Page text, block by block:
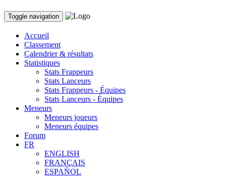
Toggle navigation
Accueil
Classement
Calendrier & résultats
Statistiques
Stats Frappeurs
Stats Lanceurs
Stats Frappeurs - Équipes
Stats Lanceurs - Équipes
Meneurs
Meneurs joueurs
Meneurs équipes
Forum
FR
ENGLISH
FRANÇAIS
ESPAÑOL